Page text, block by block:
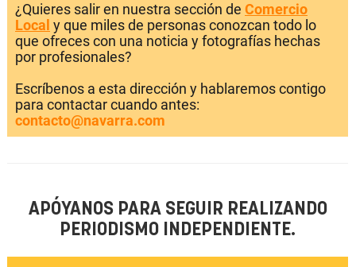
¿Quieres salir en nuestra sección de Comercio
Local y que miles de personas conozcan todo lo
que ofreces con una noticia y fotografías hechas
por profesionales?
Escríbenos a esta dirección y hablaremos contigo
para contactar cuando antes:
contacto@navarra.com
APÓYANOS PARA SEGUIR REALIZANDO
PERIODISMO INDEPENDIENTE.